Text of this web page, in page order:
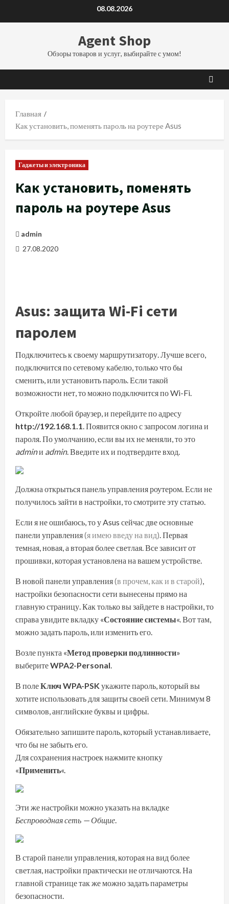
08.08.2026
Agent Shop
Обзоры товаров и услуг, выбирайте с умом!
Главная
Как установить, поменять пароль на роутере Asus
Гаджеты и электроника
Как установить, поменять
пароль на роутере Asus
admin
27.08.2020
Asus: защита Wi-Fi сети
паролем
Подключитесь к своему маршрутизатору. Лучше всего,
подключится по сетевому кабелю, только что бы
сменить, или установить пароль. Если такой
возможности нет, то можно подключится по Wi-Fi.
Откройте любой браузер, и перейдите по адресу
http://192.168.1.1. Появится окно с запросом логина и
пароля. По умолчанию, если вы их не меняли, то это
adminи admin. Введите их и подтвердите вход.
Должна открыться панель управления роутером. Если не
получилось зайти в настройки, то смотритеэтустатью.
Если я не ошибаюсь, то у Asus сейчас две основные
панели управления(я имею введу на вид). Первая
темная, новая, а вторая более светлая. Все зависит от
прошивки, которая установлена на вашем устройстве.
В новой панели управления(в прочем, как и в старой),
настройки безопасности сети вынесены прямо на
главную страницу. Как только вы зайдете в настройки, то
справа увидите вкладку «Состояние системы«. Вот там,
можно задать пароль, или изменить его.
Возле пункта «Метод проверки подлинности»
выберитеWPA2-Personal.
В полеКлюч WPA-PSK укажите пароль, который вы
хотите использовать для защиты своей сети. Минимум 8
символов, английские буквы и цифры.
Обязательно запишите пароль, который устанавливаете,
что бы не забыть его.
Для сохранения настроек нажмите кнопку
«Применить«.
Эти же настройки можно указать на вкладке
Беспроводная сеть — Общие.
В старой панели управления, которая на вид более
светлая, настройки практически не отличаются. На
главной странице так же можно задать параметры
безопасности.